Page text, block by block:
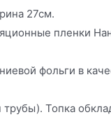
27см.
пленки
фольги в
Топка